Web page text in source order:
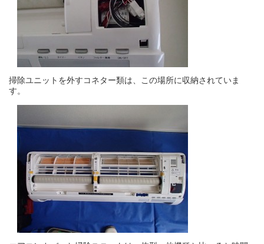
掃除ユニットを外すコネター類は、この場所に収納されていま
す。